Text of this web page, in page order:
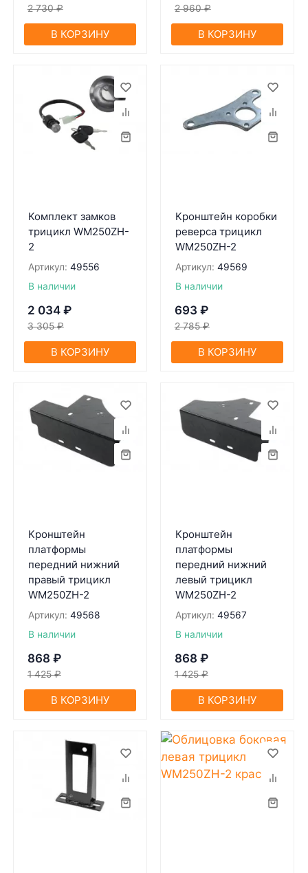
2 730 ₽
В КОРЗИНУ
2 960 ₽
В КОРЗИНУ
Комплект замков
трицикл WM250ZH-
2
Артикул: 49556
В наличии
2 034 ₽
3 305 ₽
В КОРЗИНУ
Кронштейн коробки
реверса трицикл
WM250ZH-2
Артикул: 49569
В наличии
693 ₽
2 785 ₽
В КОРЗИНУ
Кронштейн
плaтформы
передний нижний
прaвый трицикл
WM250ZH-2
Артикул: 49568
В наличии
868 ₽
1 425 ₽
В КОРЗИНУ
Кронштейн
платформы
передний нижний
левый трицикл
WM250ZH-2
Артикул: 49567
В наличии
868 ₽
1 425 ₽
В КОРЗИНУ